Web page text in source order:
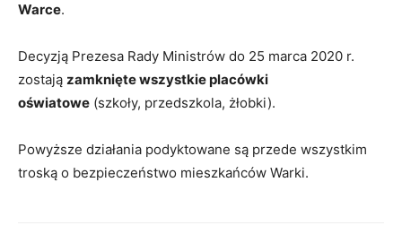
Warce.
Decyzją Prezesa Rady Ministrów do 25 marca 2020 r.
zostają zamknięte wszystkie placówki
oświatowe (szkoły, przedszkola, żłobki).
Powyższe działania podyktowane są przede wszystkim
troską o bezpieczeństwo mieszkańców Warki.